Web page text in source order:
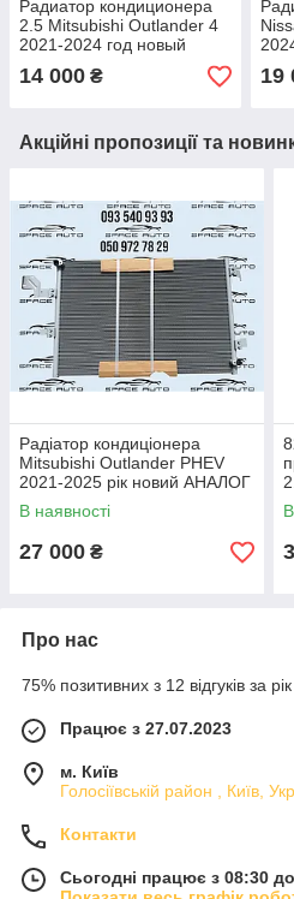
Радиатор кондиционера
2.5 Mitsubishi Outlander 4
2021-2024 год новый
оригинал в наличии
14 000 ₴ 19
Акційні пропозиції та
Радіатор кондиціонера
Mitsubishi Outlander PHEV
2021-2025 рік новий АНАЛОГ
7812A466
В наявності
27 000 ₴
Про нас
75% позитивних з 12 відгуків за рік
Працює з 27.07.2023
м. Київ
Голосіївській район , Київ,
Контакти
Сьогодні працює з 08:30